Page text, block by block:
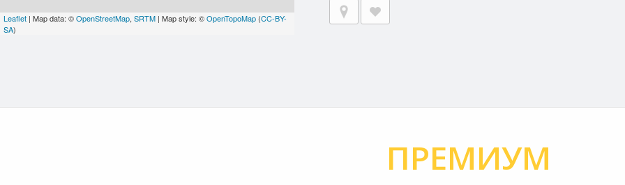
Leaflet | Map data: ©OpenStreetMap, SRTM | Map style: ©OpenTopoMap (CC-BY-
SA)
ПРЕМИУМ